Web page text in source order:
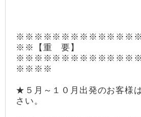
※※【重 要】
※※※※
★５月～１０月出発のお客様
さい。